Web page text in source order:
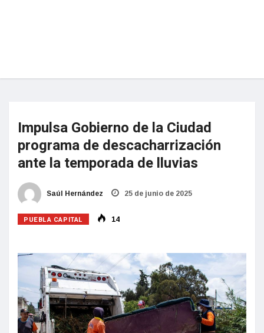
Impulsa Gobierno de la Ciudad
programa de descacharrización
ante la temporada de lluvias
Saúl Hernández 25 de junio de 2025
PUEBLA CAPITAL 14